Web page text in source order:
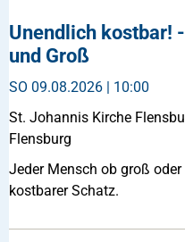
Unendlich kostbar!
und Groß
SO 09.08.2026 | 10:00
St. Johannis Kirche
Flensburg
Jeder Mensch ob groß
kostbarer Schatz.